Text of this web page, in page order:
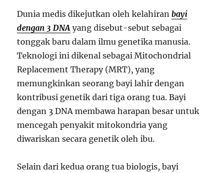
Dunia medis dikejutkan oleh kelahiranbayi
dengan 3 DNA yang disebut-sebut sebagai
tonggak baru dalam ilmu genetika manusia.
Teknologi ini dikenal sebagai Mitochondrial
Replacement Therapy (MRT), yang
memungkinkan seorang bayi lahir dengan
kontribusi genetik dari tiga orang tua. Bayi
dengan 3 DNA membawa harapan besar untuk
mencegah penyakit mitokondria yang
diwariskan secara genetik oleh ibu.
Selain dari kedua orang tua biologis, bayi